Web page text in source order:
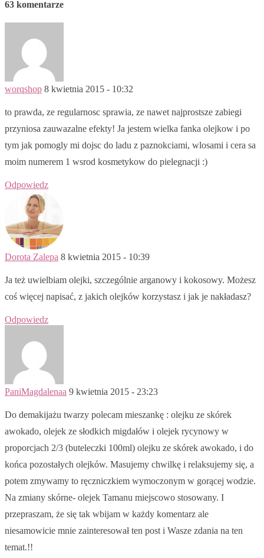
63 komentarze
worqshop 8 kwietnia 2015 - 10:32
to prawda, ze regularnosc sprawia, ze nawet najprostsze zabiegi
przyniosa zauwazalne efekty! Ja jestem wielka fanka olejkow i po
tym jak pomogly mi dojsc do ladu z paznokciami, wlosami i cera sa
moim numerem 1 wsrod kosmetykow do pielegnacji :)
Odpowiedz
Dorota Zalepa 8 kwietnia 2015 - 10:39
Ja też uwielbiam olejki, szczególnie arganowy i kokosowy. Możesz
coś więcej napisać, z jakich olejków korzystasz i jak je nakładasz?
Odpowiedz
PaniMagdalenaa 9 kwietnia 2015 - 23:23
Do demakijażu twarzy polecam mieszankę : olejku ze skórek
awokado, olejek ze słodkich migdałów i olejek rycynowy w
proporcjach 2/3 (buteleczki 100ml) olejku ze skórek awokado, i do
końca pozostałych olejków. Masujemy chwilkę i relaksujemy się, a
potem zmywamy to ręczniczkiem wymoczonym w gorącej wodzie.
Na zmiany skórne- olejek Tamanu miejscowo stosowany. I
przepraszam, że się tak wbijam w każdy komentarz ale
niesamowicie mnie zainteresował ten post i Wasze zdania na ten
temat.!!